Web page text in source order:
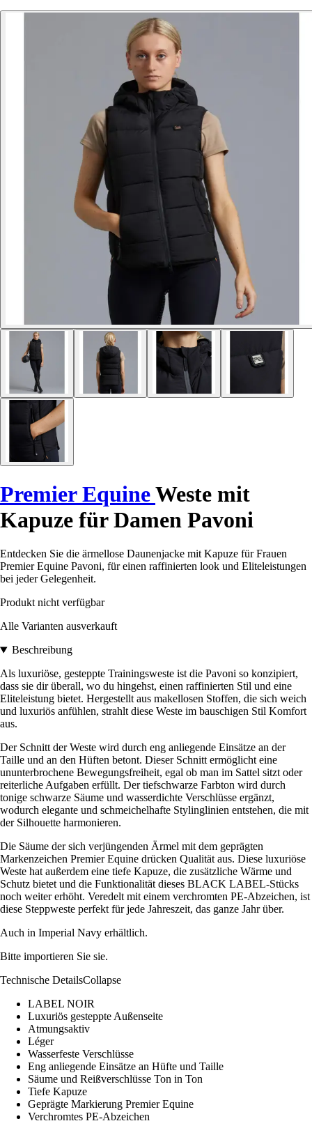
Premier EquineWeste mit
Kapuze für Damen Pavoni
Entdecken Sie die ärmellose Daunenjacke mit Kapuze für Frauen
Premier Equine Pavoni, für einen raffinierten look und Eliteleistungen
bei jeder Gelegenheit.
Produkt nicht verfügbar
Alle Varianten ausverkauft
Beschreibung
Als luxuriöse, gesteppte Trainingsweste ist die Pavoni so konzipiert,
dass sie dir überall, wo du hingehst, einen raffinierten Stil und eine
Eliteleistung bietet. Hergestellt aus makellosen Stoffen, die sich weich
und luxuriös anfühlen, strahlt diese Weste im bauschigen Stil Komfort
aus.
Der Schnitt der Weste wird durch eng anliegende Einsätze an der
Taille und an den Hüften betont. Dieser Schnitt ermöglicht eine
ununterbrochene Bewegungsfreiheit, egal ob man im Sattel sitzt oder
reiterliche Aufgaben erfüllt. Der tiefschwarze Farbton wird durch
tonige schwarze Säume und wasserdichte Verschlüsse ergänzt,
wodurch elegante und schmeichelhafte Stylinglinien entstehen, die mit
der Silhouette harmonieren.
Die Säume der sich verjüngenden Ärmel mit dem geprägten
Markenzeichen Premier Equine drücken Qualität aus. Diese luxuriöse
Weste hat außerdem eine tiefe Kapuze, die zusätzliche Wärme und
Schutz bietet und die Funktionalität dieses BLACK LABEL-Stücks
noch weiter erhöht. Veredelt mit einem verchromten PE-Abzeichen, ist
diese Steppweste perfekt für jede Jahreszeit, das ganze Jahr über.
Auch in Imperial Navy erhältlich.
Bitte importieren Sie sie.
Technische DetailsCollapse
LABEL NOIR
Luxuriös gesteppte Außenseite
Atmungsaktiv
Léger
Wasserfeste Verschlüsse
Eng anliegende Einsätze an Hüfte und Taille
Säume und Reißverschlüsse Ton in Ton
Tiefe Kapuze
Geprägte Markierung Premier Equine
Verchromtes PE-Abzeichen